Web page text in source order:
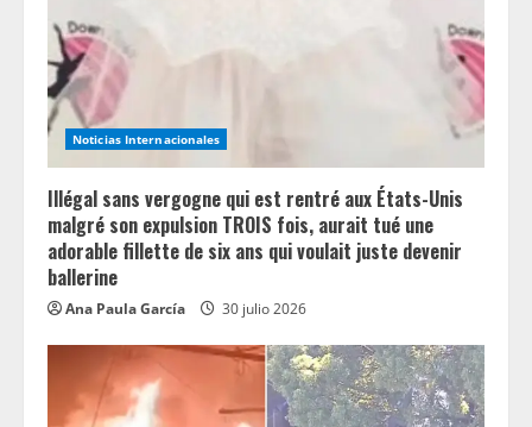
Noticias Internacionales
Illégal sans vergogne qui est rentré aux États-Unis
malgré son expulsion TROIS fois, aurait tué une
adorable fillette de six ans qui voulait juste devenir
ballerine
Ana Paula García 30 julio 2026